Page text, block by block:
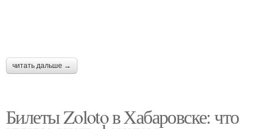
читать дальше →
Билеты Zoloto в Хабаровске: что